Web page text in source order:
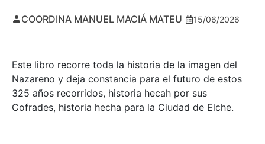
COORDINA MANUEL MACIÁ MATEU 15/06/2026
Este libro recorre toda la historia de la imagen del
Nazareno y deja constancia para el futuro de estos
325 años recorridos, historia hecah por sus
Cofrades, historia hecha para la Ciudad de Elche.